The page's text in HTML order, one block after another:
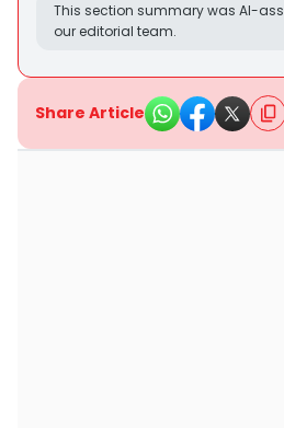
This section summary was AI-
our editorial team.
Share Article